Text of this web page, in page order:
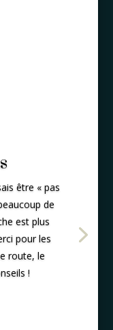
être « pas
de
est plus
pour les
route, le
!